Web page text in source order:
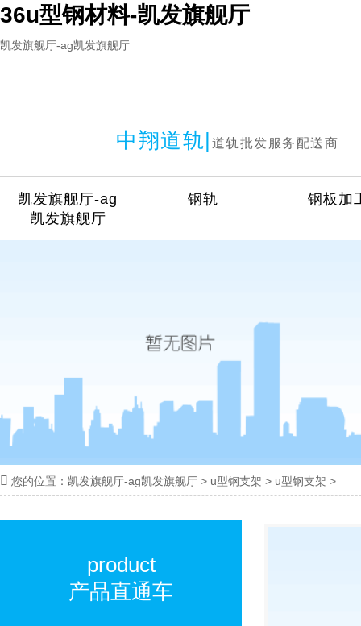
36u型钢材料-凯发旗舰厅
凯发旗舰厅-ag凯发旗舰厅
中翔道轨| 道轨批发服务配送商
凯发旗舰厅-ag
凯发旗舰厅
钢轨 钢板加
 您的位置： 凯发旗舰厅-ag凯发旗舰厅 > u型钢支架 > u型钢支架 >
product
产品直通车